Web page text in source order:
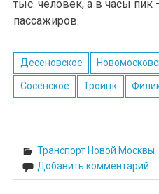
тыс. человек, а в часы пик
пассажиров.
Десеновское
Сосенское Троицк
Транспорт Новой Москвы
Добавить комментарий